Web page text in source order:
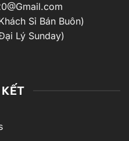
Sỉ Bán Buôn)
Lý Sunday)